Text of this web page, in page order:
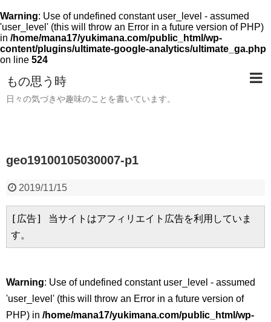
Warning: Use of undefined constant user_level - assumed
'user_level' (this will throw an Error in a future version of PHP)
in /home/mana17/yukimana.com/public_html/wp-
content/plugins/ultimate-google-analytics/ultimate_ga.php
on line 524
もの思う時
日々の気づきや趣味のことを書いています。
geo19100105030007-p1
2019/11/15
[広告] 当サイトはアフィリエイト広告を利用していま
す。
Warning: Use of undefined constant user_level - assumed
'user_level' (this will throw an Error in a future version of
PHP) in /home/mana17/yukimana.com/public_html/wp-